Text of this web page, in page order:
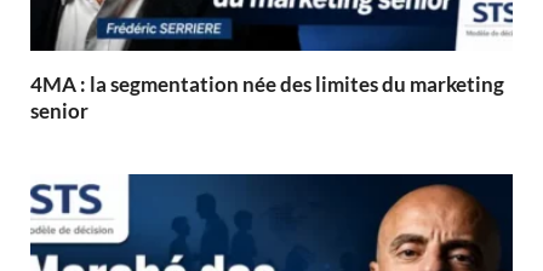
4MA : la segmentation née des limites du marketing
senior